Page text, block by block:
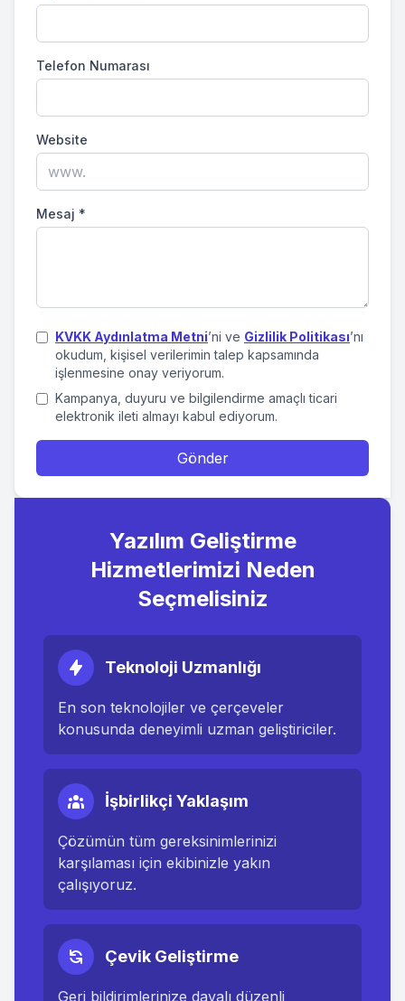
Telefon Numarası
Website
Mesaj *
KVKK Aydınlatma Metni’ni ve Gizlilik Politikası’nı
okudum, kişisel verilerimin talep kapsamında
işlenmesine onay veriyorum.
Kampanya, duyuru ve bilgilendirme amaçlı ticari
elektronik ileti almayı kabul ediyorum.
Gönder
Yazılım Geliştirme
Hizmetlerimizi Neden
Seçmelisiniz
Teknoloji Uzmanlığı
En son teknolojiler ve çerçeveler
konusunda deneyimli uzman geliştiriciler.
İşbirlikçi Yaklaşım
Çözümün tüm gereksinimlerinizi
karşılaması için ekibinizle yakın
çalışıyoruz.
Çevik Geliştirme
Geri bildirimlerinize dayalı düzenli